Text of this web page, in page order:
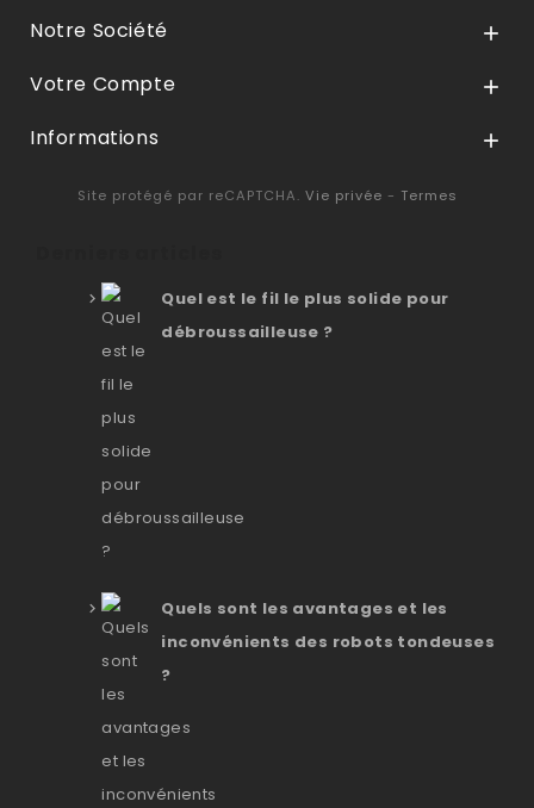
Notre Société 
Votre Compte 
Informations 
Site protégé par reCAPTCHA. Vie privée - Termes
Quel est le fil le plus solide pour
débroussailleuse ?
Quels sont les avantages et les
inconvénients des robots tondeuses
?